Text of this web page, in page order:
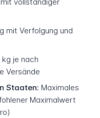
vollständiger
mit Verfolgung und
kg je nach
Versände
Staaten: Maximales
Maximalwert